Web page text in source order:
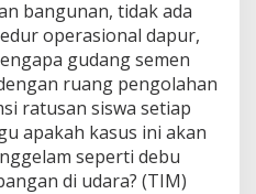
bangunan, tidak ada
operasional dapur,
gudang semen
ruang pengolahan
ratusan siswa setiap
apakah kasus ini akan
seperti debu
di udara? (TIM)